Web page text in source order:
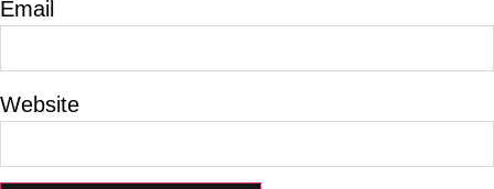
Email
Website